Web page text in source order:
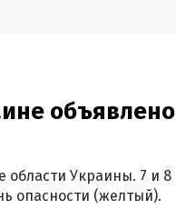
объявлено
области Украины. 7 и 8
опасности (желтый).